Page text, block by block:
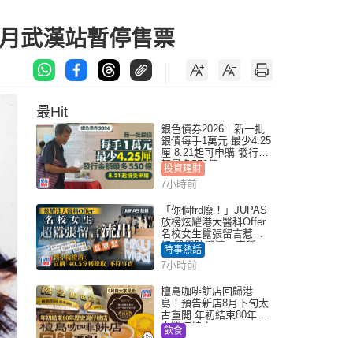
武漢站暫停售票
最Hit
銀色債券2026｜新一批
銀債每手1萬元 最少4.25
厘 8.21起可申購 發行金
額最多550億
投資理財
7小時前
「你個frd廢！」JUPAS
放榜炫耀港大醫科Offer
名校女生囂張留言惹眾
怒 醫學院澄清：宣稱
「40.5分獲錄取」不符事
實｜Juicy叮
時事熱話
7小時前
檀島咖啡餅店回歸港
島！預告新店8月下旬太
古重開 年初結束80年歷
史灣仔總店
飲食